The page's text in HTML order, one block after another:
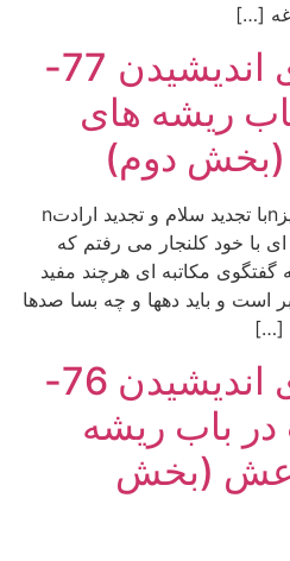
[…]
پاسخ هایی برای اندیشیدن 77-
ریشه های
(بخش دوم)
حضرت آقای دکتر بهبهانی عزیزnبا تجدید سلام و تجدید ارادتn
با خود کلنجار می رفتم که
گفتگوی مکاتبه ای هرچند مفید
است و باید دهها و چه بسا صدها
[…]
پاسخ هایی برای اندیشیدن 76-
باب ریشه
(بخش